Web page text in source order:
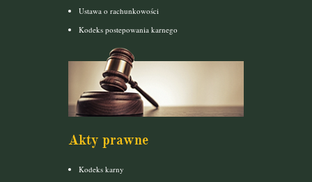
Ustawa o rachunkowości
Kodeks postepowania karnego
Akty prawne
Kodeks karny